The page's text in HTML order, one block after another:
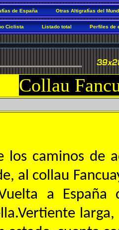
de España Otras Altigrafías del
Ciclista Listado total Perfiles de
Collau
los caminos de
al collau
a España